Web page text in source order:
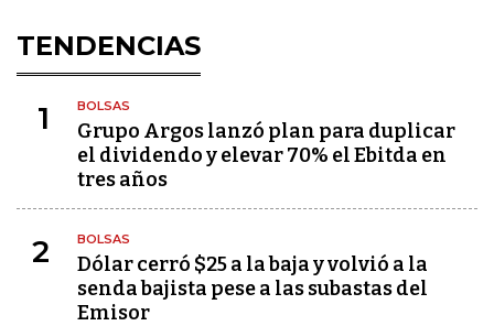
TENDENCIAS
1 BOLSAS
Grupo Argos lanzó plan para duplicar
el dividendo y elevar 70% el Ebitda en
tres años
2 BOLSAS
Dólar cerró $25 a la baja y volvió a la
senda bajista pese a las subastas del
Emisor